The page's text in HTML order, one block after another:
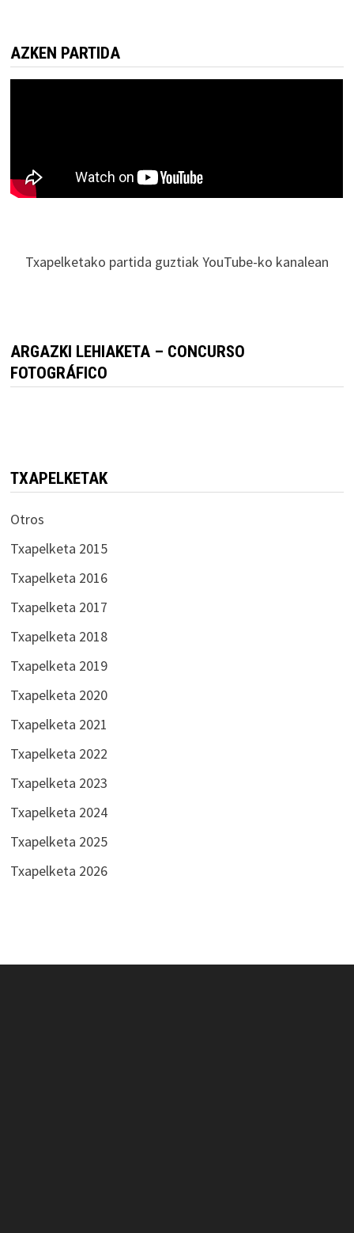
AZKEN PARTIDA
Txapelketako partida guztiak YouTube-ko kanalean
ARGAZKI LEHIAKETA – CONCURSO
FOTOGRÁFICO
TXAPELKETAK
Otros
Txapelketa 2015
Txapelketa 2016
Txapelketa 2017
Txapelketa 2018
Txapelketa 2019
Txapelketa 2020
Txapelketa 2021
Txapelketa 2022
Txapelketa 2023
Txapelketa 2024
Txapelketa 2025
Txapelketa 2026